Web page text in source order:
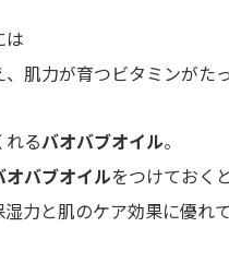
は
肌力が育つビタミンがた
るバオバブオイル。
オバブオイルをつけておくと
力と肌のケア効果に優れて